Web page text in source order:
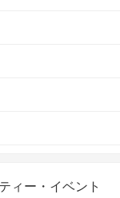
ィー・イベント